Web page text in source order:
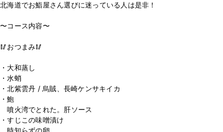
北海道でお鮨屋さん選びに迷っている人は是非！
〜コース内容〜
🥢おつまみ🥢
・大和蒸し
・水蛸
・北紫雲丹 / 烏賊、長崎ケンサキイカ
・鮑
噴火湾でとれた。肝ソース
・すじこの味噌漬け